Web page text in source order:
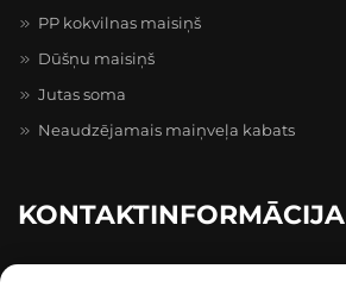
PP kokvilnas maisiņš
Dūšņu maisiņš
Jutas soma
Neaudzējamais maiņveļa kabats
KONTAKTINFORMĀCIJA